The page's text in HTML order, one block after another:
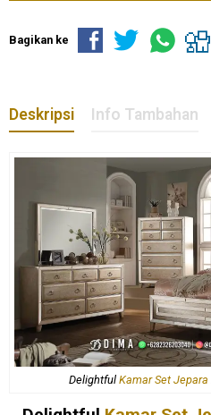
Bagikan ke
Deskripsi Info Tambahan
Delightful Kamar Set Jepara